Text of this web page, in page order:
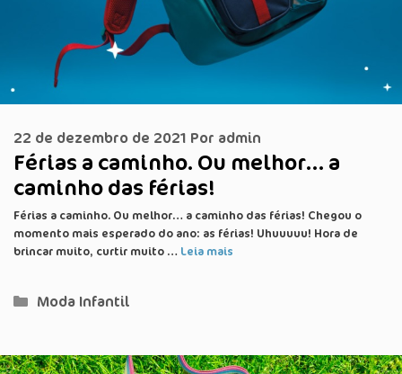
Férias a caminho. Ou melhor… a
caminho das férias!
22 de dezembro de 2021 Por admin
Férias a caminho. Ou melhor… a caminho das férias! Chegou o
momento mais esperado do ano: as férias! Uhuuuuu! Hora de
brincar muito, curtir muito … Leia mais
Categorias
Moda Infantil